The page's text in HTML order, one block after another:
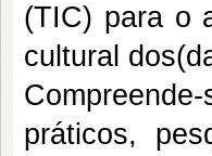
(TIC) para o
cultural
práticos,